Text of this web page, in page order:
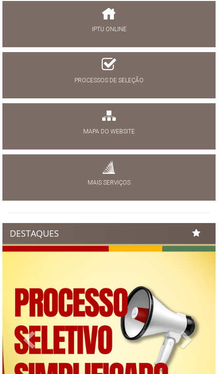
IPTU ONLINE
PROCESSOS DE SELEÇÃO
MAPA DO WEBSITE
MAIS SERVIÇOS
DESTAQUES
Previous Next